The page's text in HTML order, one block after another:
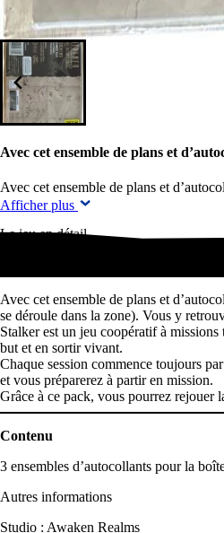
Avec cet ensemble de plans et
Avec cet ensemble de plans et
Afficher plus
Le jeu en détail
Avec cet ensemble de plans et
Avec cet ensemble de plans et
se déroule dans la zone). Vous y
Stalker est un jeu coopératif à
but et en sortir vivant.
Chaque session commence toujours
et vous préparerez à partir en mission.
Grâce à ce pack, vous pourrez rejouer
Contenu
3 ensembles d’autocollants pour la
Autres informations
Studio : Awaken Realms